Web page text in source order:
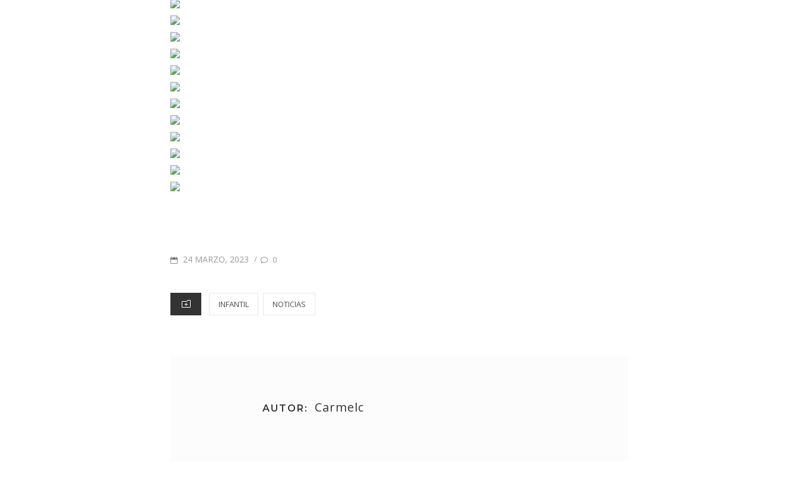
24 MARZO, 2023 / 0
INFANTIL NOTICIAS
AUTOR: Carmelc